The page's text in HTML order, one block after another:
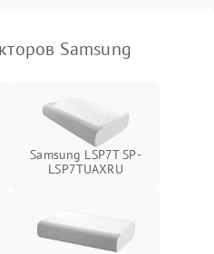
Samsung
Samsung LSP7T SP-
LSP7TUAXRU